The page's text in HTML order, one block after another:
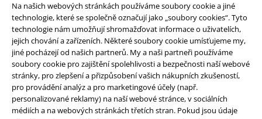
Na našich webových stránkách používáme soubory cookie a jiné
technologie, které se společně označují jako „soubory cookies“. Tyto
technologie nám umožňují shromažďovat informace o uživatelích,
jejich chování a zařízeních. Některé soubory cookie umísťujeme my,
jiné pocházejí od našich partnerů. My a naši partneři používáme
soubory cookie pro zajištění spolehlivosti a bezpečnosti naší webové
stránky, pro zlepšení a přizpůsobení vašich nákupních zkušeností,
pro provádění analýz a pro marketingové účely (např.
personalizované reklamy) na naší webové stránce, v sociálních
médiích a na webových stránkách třetích stran. Pokud jsou údaje
budou zpracovány v souladu s ustanovenímiOchrana osobních údajů
Můj souhlas mohu kdykoliv odvolat na odhlašovací odkaz/link.
Unsubscribe here
Odebírat
*Platí pouze online a kód je platný jen 4 týdny. Nelze kombinovat s jinými
slevovými kódy. Po vložení a potvrzení kódu bude sleva automaticky
odečtena z vašeho nákupního košíku. Nevztahuje se na média, knihy,
vstupenky, dárkové poukazy, produkty: Rammstein, (Till) Lindemann, Die